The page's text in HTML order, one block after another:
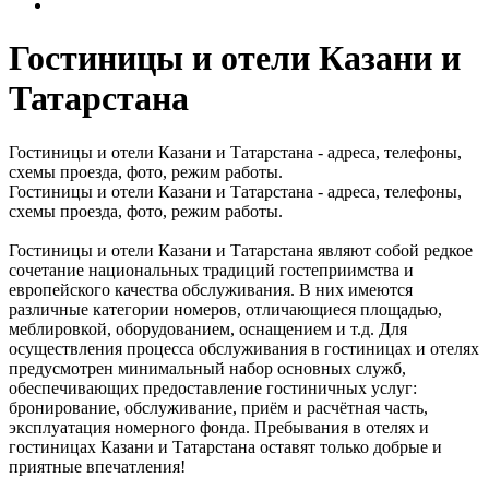
Гостиницы и отели Казани и
Татарстана
Гостиницы и отели Казани и Татарстана - адреса, телефоны,
схемы проезда, фото, режим работы.
Гостиницы и отели Казани и Татарстана - адреса, телефоны,
схемы проезда, фото, режим работы.
Гостиницы и отели Казани и Татарстана являют собой редкое
сочетание национальных традиций гостеприимства и
европейского качества обслуживания. В них имеются
различные категории номеров, отличающиеся площадью,
меблировкой, оборудованием, оснащением и т.д. Для
осуществления процесса обслуживания в гостиницах и отелях
предусмотрен минимальный набор основных служб,
обеспечивающих предоставление гостиничных услуг:
бронирование, обслуживание, приём и расчётная часть,
эксплуатация номерного фонда. Пребывания в отелях и
гостиницах Казани и Татарстана оставят только добрые и
приятные впечатления!